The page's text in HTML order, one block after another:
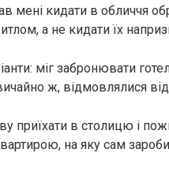
мені кидати в обличчя
а не кидати їх
міг забронювати
ж, відмовлялися від
приїхати в столицю і
на яку сам